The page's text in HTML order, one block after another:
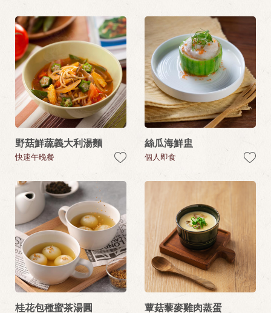
野菇鮮蔬義大利湯麵
快速午晚餐
絲瓜海鮮盅
個人即食
桂花包種蜜茶湯圓 蕈菇藜麥雞肉蒸蛋